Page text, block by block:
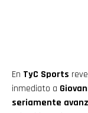
En TyC Sports
inmediato a
seriamente